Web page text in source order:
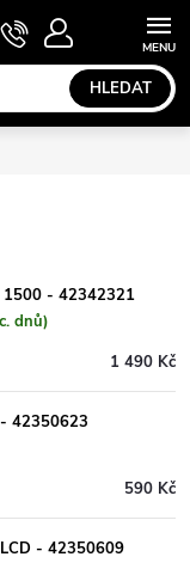
HLEDAT
NÁKUPNÍ
KOŠÍK
1500 - 42342321
dnů)
1 490 Kč
- 42350623
590 Kč
- 42350609